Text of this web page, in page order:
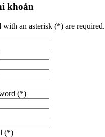
khoản
with an asterisk (*) are required.
(*)
(*)